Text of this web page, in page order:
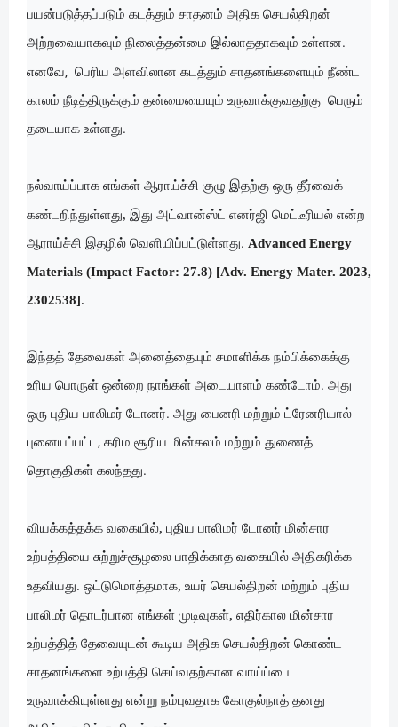
பயன்படுத்தப்படும் கடத்தும் சாதனம் அதிக செயல்திறன்
அற்றவையாகவும் நிலைத்தன்மை இல்லாததாகவும் உள்ளன.
எனவே, பெரிய அளவிலான கடத்தும் சாதனங்களையும் நீண்ட
காலம் நீடித்திருக்கும் தன்மையையும் உருவாக்குவதற்கு பெரும்
தடையாக உள்ளது.
நல்வாய்ப்பாக எங்கள் ஆராய்ச்சி குழு இதற்கு ஒரு தீர்வைக்
கண்டறிந்துள்ளது, இது அட்வான்ஸ்ட் எனர்ஜி மெட்டீரியல் என்ற
ஆராய்ச்சி இதழில் வெளியிப்பட்டுள்ளது. Advanced Energy
Materials (Impact Factor: 27.8) [Adv. Energy Mater. 2023,
2302538].
இந்தத் தேவைகள் அனைத்தையும் சமாளிக்க நம்பிக்கைக்கு
உரிய பொருள் ஒன்றை நாங்கள் அடையாளம் கண்டோம். அது
ஒரு புதிய பாலிமர் டோனர். அது பைனரி மற்றும் ட்ரேனரியால்
புனையப்பட்ட, கரிம சூரிய மின்கலம் மற்றும் துணைத்
தொகுதிகள் கலந்தது.
வியக்கத்தக்க வகையில், புதிய பாலிமர் டோனர் மின்சார
உற்பத்தியை சுற்றுச்சூழலை பாதிக்காத வகையில் அதிகரிக்க
உதவியது. ஒட்டுமொத்தமாக, உயர் செயல்திறன் மற்றும் புதிய
பாலிமர் தொடர்பான எங்கள் முடிவுகள், எதிர்கால மின்சார
உற்பத்தித் தேவையுடன் கூடிய அதிக செயல்திறன் கொண்ட
சாதனங்களை உற்பத்தி செய்வதற்கான வாய்ப்பை
உருவாக்கியுள்ளது என்று நம்புவதாக கோகுல்நாத் தனது